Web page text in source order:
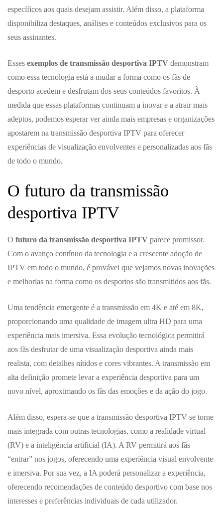
específicos aos quais desejam assistir. Além disso, a plataforma
disponibiliza destaques, análises e conteúdos exclusivos para os
seus assinantes.
Esses exemplos de transmissão desportiva IPTV demonstram
como essa tecnologia está a mudar a forma como os fãs de
desporto acedem e desfrutam dos seus conteúdos favoritos. À
medida que essas plataformas continuam a inovar e a atrair mais
adeptos, podemos esperar ver ainda mais empresas e organizações
apostarem na transmissão desportiva IPTV para oferecer
experiências de visualização envolventes e personalizadas aos fãs
de todo o mundo.
O futuro da transmissão
desportiva IPTV
O futuro da transmissão desportiva IPTV parece promissor.
Com o avanço contínuo da tecnologia e a crescente adoção de
IPTV em todo o mundo, é provável que vejamos novas inovações
e melhorias na forma como os desportos são transmitidos aos fãs.
Uma tendência emergente é a transmissão em 4K e até em 8K,
proporcionando uma qualidade de imagem ultra HD para uma
experiência mais imersiva. Essa evolução tecnológica permitirá
aos fãs desfrutar de uma visualização desportiva ainda mais
realista, com detalhes nítidos e cores vibrantes. A transmissão em
alta definição promete levar a experiência desportiva para um
novo nível, aproximando os fãs das emoções e da ação do jogo.
Além disso, espera-se que a transmissão desportiva IPTV se torne
mais integrada com outras tecnologias, como a realidade virtual
(RV) e a inteligência artificial (IA). A RV permitirá aos fãs
“entrar” nos jogos, oferecendo uma experiência visual envolvente
e imersiva. Por sua vez, a IA poderá personalizar a experiência,
oferecendo recomendações de conteúdo desportivo com base nos
interesses e preferências individuais de cada utilizador.